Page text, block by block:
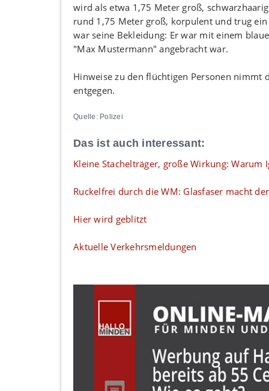
wird als etwa 1,75 Meter groß,
rund 1,75 Meter groß, korpulent und trug ein
war seine Bekleidung: Er war mit einem
"Max Mustermann" angebracht war.
Hinweise zu den flüchtigen Personen
entgegen.
Quelle: Polizei
Das ist auch interessant:
Kleine Stachelträger, große Wirkung: Warum
Ruckelfrei durch die WM: Glasfaser macht
Hier wird geblitzt
Aktuelle Verkehrsmeldungen